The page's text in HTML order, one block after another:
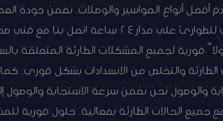
أنواع المواسير والوصلات. نضمن جودة
الصيانة والإصلاح بأسعار تنافسية. فني صحي
ساعة. نحن نقدم حلولاً فورية لجميع المشكلات الطارئة
والتخلص من الانسدادات بشكل فوري.
والوصول نحن نضمن سرعة الاستجابة
جميع الحالات الطارئة بفعالية. حلول فورية